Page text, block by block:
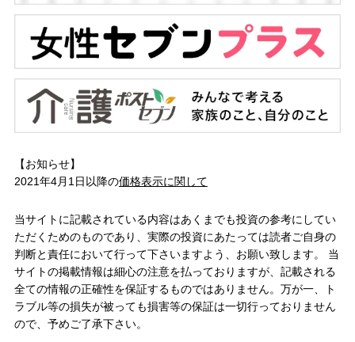
【お知らせ】
2021年4月1日以降の価格表示に関して
当サイトに記載されている内容はあくまでも投資の参考にしてい
ただくためのものであり、実際の投資にあたっては読者ご自身の
判断と責任において行って下さいますよう、お願い致します。 当
サイトの掲載情報は細心の注意を払っておりますが、記載される
全ての情報の正確性を保証するものではありません。万が一、ト
ラブル等の損失が被っても損害等の保証は一切行っておりません
ので、予めご了承下さい。